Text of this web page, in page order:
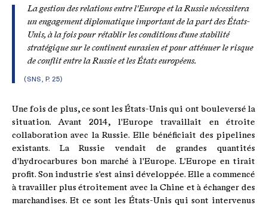
La gestion des relations entre l'Europe et la Russie nécessitera
un engagement diplomatique important de la part des États-
Unis, à la fois pour rétablir les conditions d'une stabilité
stratégique sur le continent eurasien et pour atténuer le risque
de conflit entre la Russie et les États européens.
(SNS, P. 25)
Une fois de plus, ce sont les États-Unis qui ont bouleversé la
situation. Avant 2014, l'Europe travaillait en étroite
collaboration avec la Russie. Elle bénéficiait des pipelines
existants. La Russie vendait de grandes quantités
d'hydrocarbures bon marché à l'Europe. L'Europe en tirait
profit. Son industrie s'est ainsi développée. Elle a commencé
à travailler plus étroitement avec la Chine et à échanger des
marchandises. Et ce sont les États-Unis qui sont intervenus